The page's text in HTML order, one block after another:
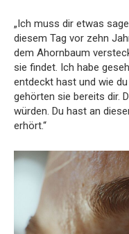
„Ich muss dir etwas
diesem Tag vor zehn
dem Ahornbaum
sie findet. Ich habe
entdeckt hast und wie
gehörten sie bereits dir.
würden. Du hast an
erhört.“